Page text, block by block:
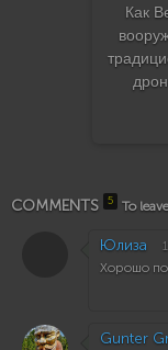
Как
COMMENTS 5 To
Юлиза
Хорошо
Gunter